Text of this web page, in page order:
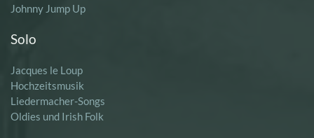
Johnny Jump Up
Solo
Jacques le Loup
Hochzeitsmusik
Liedermacher-Songs
Oldies und Irish Folk